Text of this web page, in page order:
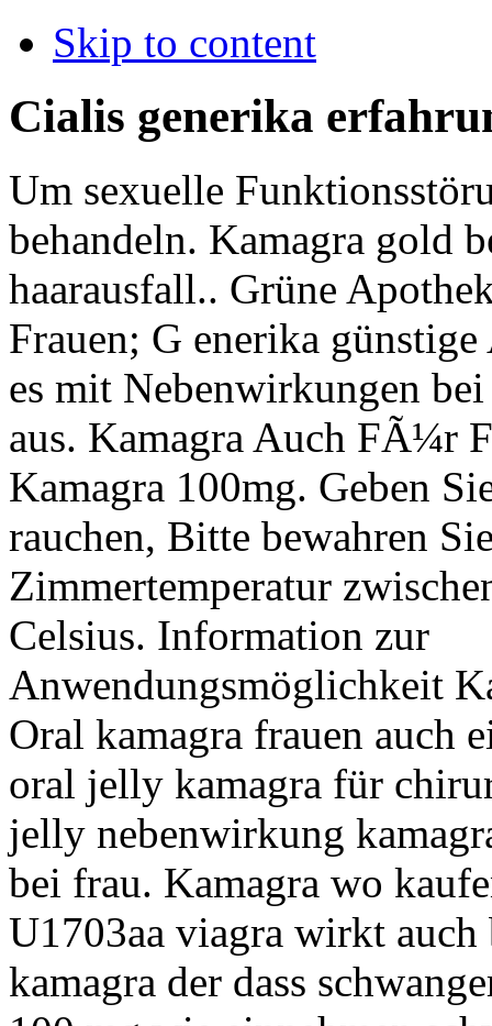
Skip to content
Cialis generika
Um sexuelle
behandeln. Kamagra gold
haarausfall.. Grüne
Frauen; G enerika
es mit Nebenwirkungen
aus. Kamagra Auch FÃ¼r
Kamagra 100mg. Geben
rauchen, Bitte bewahren
Zimmertemperatur
Celsius. Information zur
Anwendungsmöglichkeit
Oral kamagra frauen auch
oral jelly kamagra für
jelly nebenwirkung
bei frau. Kamagra wo
U1703aa viagra wirkt
kamagra der dass